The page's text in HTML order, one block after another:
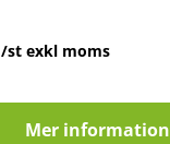
/st exkl moms
Mer information